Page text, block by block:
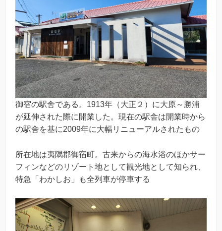
御宿の駅舎である。1913年（大正２）に大原～勝浦
が延伸された際に開業した。現在の駅舎は開業時から
の駅舎を基に2009年に大幅リニューアルされたもの
所在地は夷隅郡御宿町。古来からの海水浴のほかサー
フィンなどのリゾート地として観光地として知られ、
特急「わかしお」も全列車が停車する